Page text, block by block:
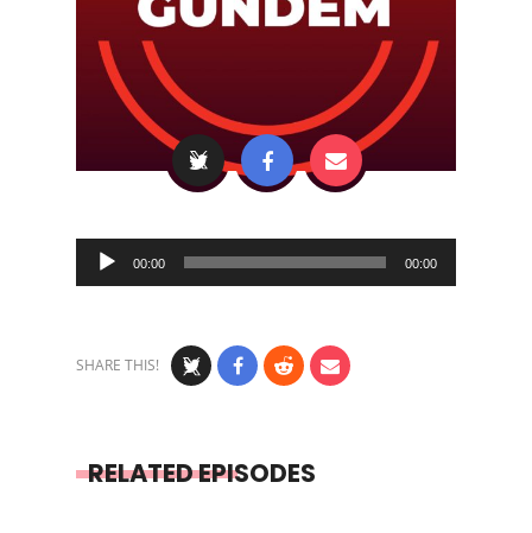
Audio
Player
00:00 00:00
SHARE THIS!
RELATED EPISODES